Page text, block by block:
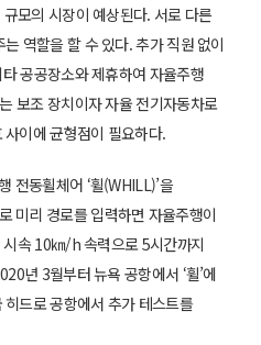
모의 시장이 예상된다. 서로 다른
역할을 할 수 있다. 추가 직원 없이
공공장소와 제휴하여 자율주행
보조 장치이자 자율 전기자동차로
이에 균형점이 필요하다.
전동휠체어 ‘휠(WHILL)’을
미리 경로를 입력하면 자율주행이
속 10㎞/h 속력으로 5시간까지
년 3월부터 뉴욕 공항에서 ‘휠’에
드로 공항에서 추가 테스트를